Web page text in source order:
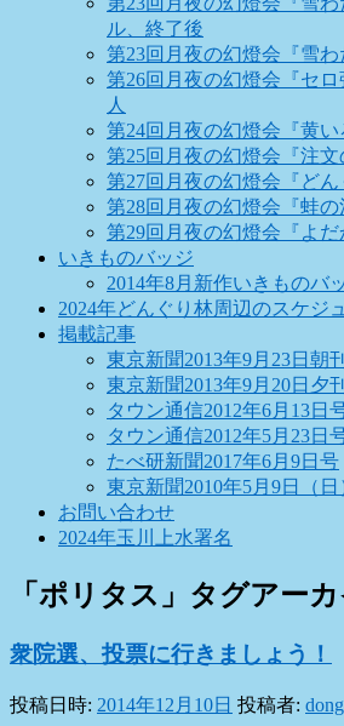
ル、終了後
第23回月夜の幻燈会『雪わ
第26回月夜の幻燈会『セ
人
第24回月夜の幻燈会『黄
第25回月夜の幻燈会『注
第27回月夜の幻燈会『ど
第28回月夜の幻燈会『蛙の
第29回月夜の幻燈会『よだ
いきものバッジ
2014年8月新作いきものバ
2024年どんぐり林周辺のスケジ
掲載記事
東京新聞2013年9月23日朝刊
東京新聞2013年9月20日夕
タウン通信2012年6月13日
タウン通信2012年5月23日
たべ研新聞2017年6月9日号
東京新聞2010年5月9日（
お問い合わせ
2024年玉川上水署名
「 ポリタス 」タグアー
衆院選、投票に行きましょう！
投稿日時: 2014年12月10日 投稿者: